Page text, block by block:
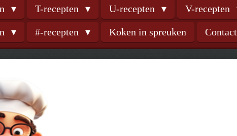
T-recepten U-recepten V-recepten
#-recepten Koken in spreuken Contact